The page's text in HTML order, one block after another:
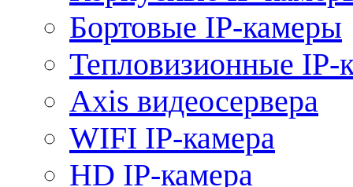
Бортовые IP-камеры
Тепловизионные IP-
Axis видеосервера
WIFI IP-камера
HD IP-камера